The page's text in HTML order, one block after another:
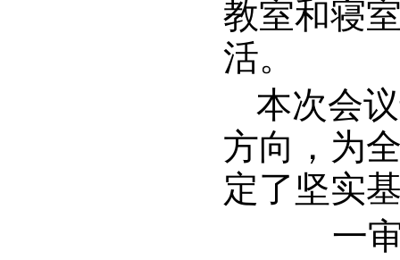
教室和寝
活。
本次会
方向，为
定了坚实
一